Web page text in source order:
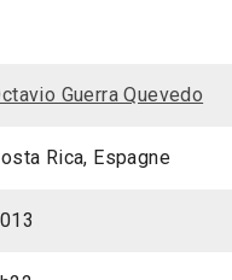
Guerra Quevedo
Rica, Espagne